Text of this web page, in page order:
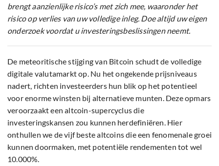
brengt aanzienlijke risico’s met zich mee, waaronder het
risico op verlies van uw volledige inleg. Doe altijd uw eigen
onderzoek voordat u investeringsbeslissingen neemt.
De meteoritische stijging van Bitcoin schudt de volledige
digitale valutamarkt op. Nu het ongekende prijsniveaus
nadert, richten investeerders hun blik op het potentieel
voor enorme winsten bij alternatieve munten. Deze opmars
veroorzaakt een altcoin-supercyclus die
investeringskansen zou kunnen herdefiniëren. Hier
onthullen we de vijf beste altcoins die een fenomenale groei
kunnen doormaken, met potentiële rendementen tot wel
10.000%.